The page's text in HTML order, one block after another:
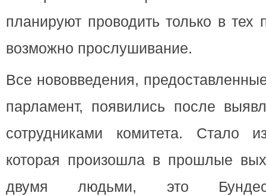
планируют проводить только в
возможно прослушивание.
Все нововведения,
парламент, появились после
сотрудниками комитета. Стало
которая произошла в прошлые
двумя людьми, это